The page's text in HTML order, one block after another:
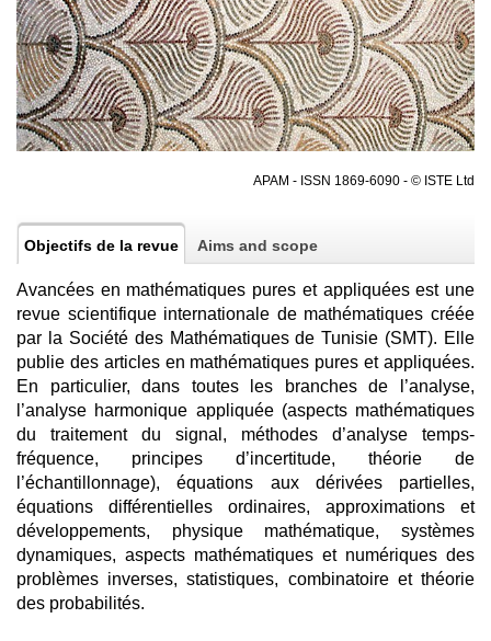
APAM - ISSN 1869-6090 - © ISTE Ltd
Objectifs de la revue Aims and scope
Avancées en mathématiques pures et appliquées est une
revue scientifique internationale de mathématiques créée
par la Société des Mathématiques de Tunisie (SMT). Elle
publie des articles en mathématiques pures et appliquées.
En particulier, dans toutes les branches de l’analyse,
l’analyse harmonique appliquée (aspects mathématiques
du traitement du signal, méthodes d’analyse temps-
fréquence, principes d’incertitude, théorie de
l’échantillonnage), équations aux dérivées partielles,
équations différentielles ordinaires, approximations et
développements, physique mathématique, systèmes
dynamiques, aspects mathématiques et numériques des
problèmes inverses, statistiques, combinatoire et théorie
des probabilités.